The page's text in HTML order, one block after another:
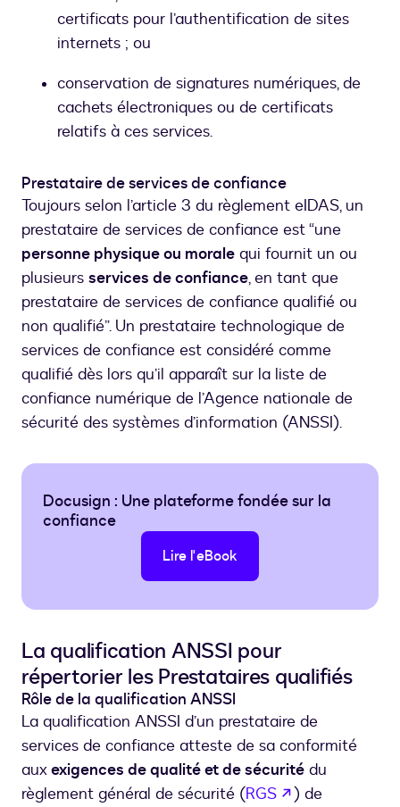
certificats pour l’authentification de sites
internets ; ou
conservation de signatures numériques, de
cachets électroniques ou de certificats
relatifs à ces services.
Prestataire de services de confiance
Toujours selon l’article 3 du règlement eIDAS, un
prestataire de services de confiance est “une
personne physique ou morale qui fournit un ou
plusieurs services de confiance, en tant que
prestataire de services de confiance qualifié ou
non qualifié”. Un prestataire technologique de
services de confiance est considéré comme
qualifié dès lors qu’il apparaît sur la liste de
confiance numérique de l’Agence nationale de
sécurité des systèmes d’information (ANSSI).
Docusign : Une plateforme fondée sur la
confiance
Lire l'eBook
La qualification ANSSI pour
répertorier les Prestataires qualifiés
Rôle de la qualification ANSSI
La qualification ANSSI d’un prestataire de
services de confiance atteste de sa conformité
auxexigences de qualité et de sécurité du
règlement général de sécurité (RGS s’ouvre dans
) de